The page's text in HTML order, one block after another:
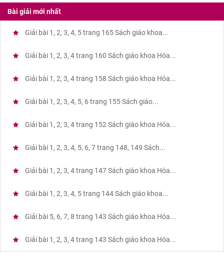
Bài giải mới nhất
Giải bài 1, 2, 3, 4, 5 trang 165 Sách giáo khoa...
Giải bài 1, 2, 3, 4 trang 160 Sách giáo khoa Hóa...
Giải bài 1, 2, 3, 4 trang 158 Sách giáo khoa Hóa...
Giải bài 1, 2, 3, 4, 5, 6 trang 155 Sách giáo...
Giải bài 1, 2, 3, 4 trang 152 Sách giáo khoa Hóa...
Giải bài 1, 2, 3, 4, 5, 6, 7 trang 148, 149 Sách...
Giải bài 1, 2, 3, 4 trang 147 Sách giáo khoa Hóa...
Giải bài 1, 2, 3, 4, 5 trang 144 Sách giáo khoa...
Giải bài 5, 6, 7, 8 trang 143 Sách giáo khoa Hóa...
Giải bài 1, 2, 3, 4 trang 143 Sách giáo khoa Hóa...